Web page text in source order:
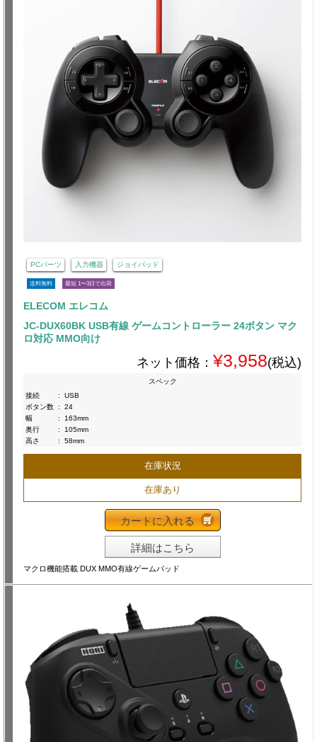
PCパーツ 入力機器 ジョイパッド
送料無料 最短 1〜3日で出荷
ELECOM エレコム
JC-DUX60BK USB有線 ゲームコントローラー 24ボタン マク
ロ対応 MMO向け
ネット価格： ¥3,958(税込)
スペック
接続
:
USB
ボタン数 :
24
幅
:
163mm
奥行
:
105mm
高さ
: 58mm
在庫状況
在庫あり
カートに入れる
詳細はこちら
マクロ機能搭載 DUX MMO有線ゲームパッド